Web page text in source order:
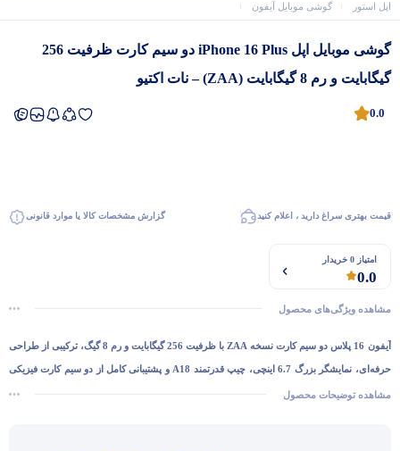
اپل استور گوشی موبایل آیفون
گوشی موبایل اپل iPhone 16 Plus دو سیم کارت ظرفیت 256
گیگابایت و رم 8 گیگابایت (ZAA) – نات اکتیو
0.0
قیمت بهتری سراغ دارید ، اعلام کنید گزارش مشخصات کالا یا موارد قانونی
امتیاز 0 خریدار
0.0
مشاهده ویژگی‌های محصول
آیفون 16 پلاس دو سیم کارت نسخه ZAA با ظرفیت 256 گیگابایت و رم 8 گیگ ، ترکیبی از طراحی
حرفه‌ای، نمایشگر بزرگ 6.7 اینچی، چیپ قدرتمند A18 و پشتیبانی کامل از دو سیم کارت فیزیکی
را ارائه می‌دهد. انتخابی ایده‌آل برای کاربری حرفه‌ای و چندرسانه‌ای.
مشاهده توضیحات محصول
گفتگو با غرفه‌دار